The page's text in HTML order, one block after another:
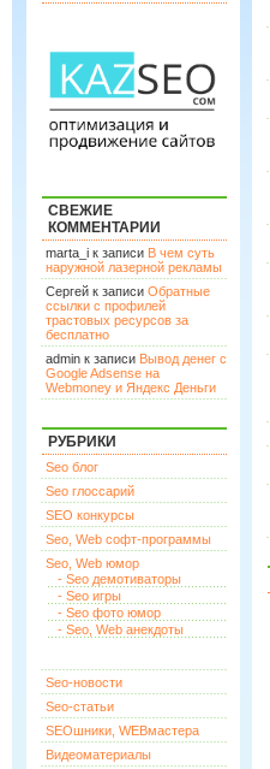
СВЕЖИЕ
КОММЕНТАРИИ
marta_i к записи В чем суть
наружной лазерной рекламы
Сергей к записи Обратные
ссылки с профилей
трастовых ресурсов за
бесплатно
admin к записи Вывод денег с
Google Adsense на
Webmoney и Яндекс Деньги
РУБРИКИ
Seo блог
Seo глоссарий
SEO конкурсы
Seo, Web софт-программы
Seo, Web юмор
- Seo демотиваторы
- Seo игры
- Seo фото юмор
- Seo, Web анекдоты
Seo-новости
Seo-статьи
SEOшники, WEBмастера
Видеоматериалы